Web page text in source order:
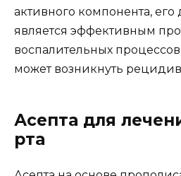
активного компонента, его
является эффективным
воспалительных
может возникнуть
Асепта для
рта